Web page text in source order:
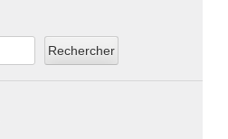
Rechercher